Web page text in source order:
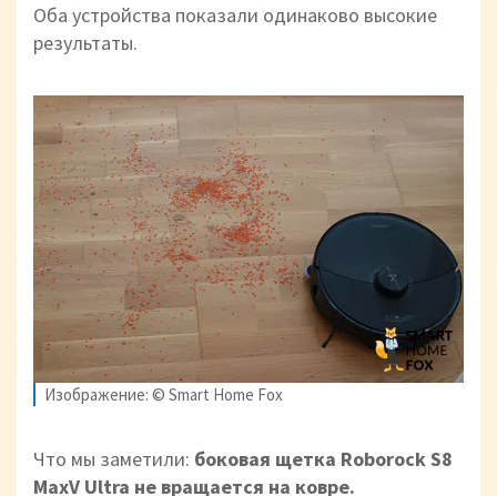
Оба устройства показали одинаково высокие
результаты.
Изображение: © Smart Home Fox
Что мы заметили: боковая щетка Roborock S8
MaxV Ultra не вращается на ковре.